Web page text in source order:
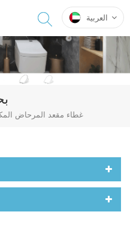
العربية
غطاء مقعد المرحاض